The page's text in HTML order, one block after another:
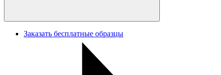
Заказать бесплатные образцы